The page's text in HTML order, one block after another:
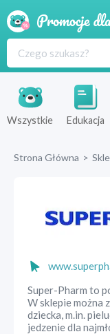
Wszystkie Edukacja
Strona Główna >
Super-Pharm to
W sklepie można
dziecka, m.in.
jedzenie dla